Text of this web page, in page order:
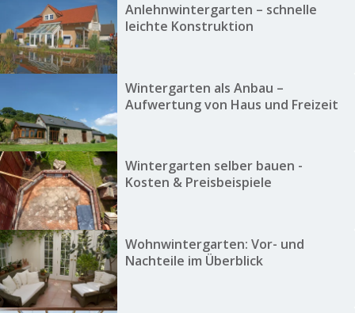
Anlehnwintergarten – schnelle
leichte Konstruktion
Wintergarten als Anbau –
Aufwertung von Haus und Freizeit
Wintergarten selber bauen -
Kosten & Preisbeispiele
Wohnwintergarten: Vor- und
Nachteile im Überblick